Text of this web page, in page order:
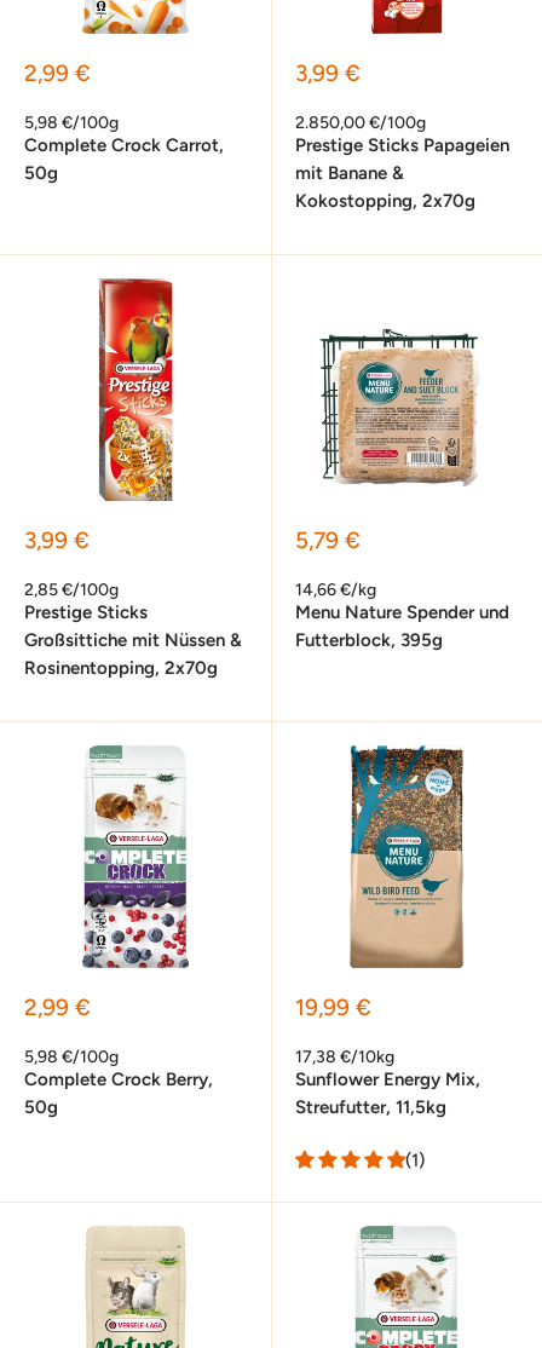
Sonderpreis
2,99 €
5,98 €/100g
Complete Crock Carrot,
50g
Sonderpreis
3,99 €
2.850,00 €/100g
Prestige Sticks Papageien
mit Banane &
Kokostopping, 2x70g
Sonderpreis
3,99 €
2,85 €/100g
Prestige Sticks
Großsittiche mit Nüssen &
Rosinentopping, 2x70g
Sonderpreis
5,79 €
14,66 €/kg
Menu Nature Spender und
Futterblock, 395g
Sonderpreis
2,99 €
5,98 €/100g
Complete Crock Berry,
50g
Sonderpreis
19,99 €
17,38 €/10kg
Sunflower Energy Mix,
Streufutter, 11,5kg
(1)